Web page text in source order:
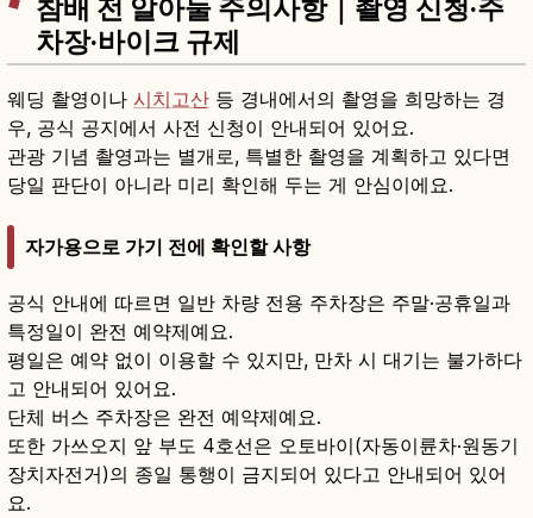
참배 전 알아둘 주의사항｜촬영 신청·주
차장·바이크 규제
웨딩 촬영이나 시치고산 등 경내에서의 촬영을 희망하는 경
우, 공식 공지에서 사전 신청이 안내되어 있어요.
관광 기념 촬영과는 별개로, 특별한 촬영을 계획하고 있다면
당일 판단이 아니라 미리 확인해 두는 게 안심이에요.
자가용으로 가기 전에 확인할 사항
공식 안내에 따르면 일반 차량 전용 주차장은 주말·공휴일과
특정일이 완전 예약제예요.
평일은 예약 없이 이용할 수 있지만, 만차 시 대기는 불가하다
고 안내되어 있어요.
단체 버스 주차장은 완전 예약제예요.
또한 가쓰오지 앞 부도 4호선은 오토바이(자동이륜차·원동기
장치자전거)의 종일 통행이 금지되어 있다고 안내되어 있어
요.